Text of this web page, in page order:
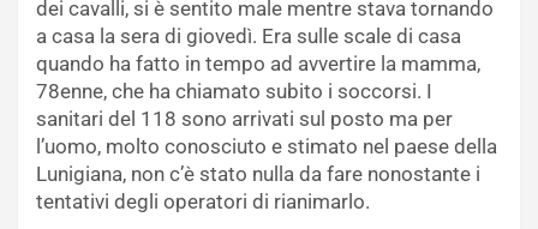
dei cavalli, si è sentito male mentre stava tornando
a casa la sera di giovedì. Era sulle scale di casa
quando ha fatto in tempo ad avvertire la mamma,
78enne, che ha chiamato subito i soccorsi. I
sanitari del 118 sono arrivati sul posto ma per
l’uomo, molto conosciuto e stimato nel paese della
Lunigiana, non c’è stato nulla da fare nonostante i
tentativi degli operatori di rianimarlo.